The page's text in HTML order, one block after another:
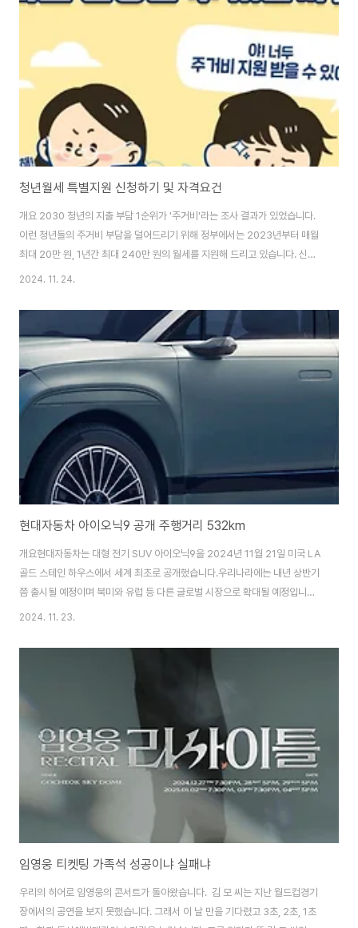
오염된 주사기 사용 등에 의해 소나 물소 같은 소속에 속하는 동물들만 감염되
는 바이러스성 ..
청년월세 특별지원 신청하기 및 자격요건
개요 2030 청년의 지출 부담 1순위가 '주거비'라는 조사 결과가 있었습니다.
이런 청년들의 주거비 부담을 덜어드리기 위해 정부에서는 2023년부터 매월
최대 20만 원, 1년간 최대 240만 원의 월세를 지원해 드리고 있습니다. 신청
은 2025년 2월 25일까지이며, 1차 지원을 받은 사람도 지원이 끝났다면 추
는지 확인하고 싶으신 분은 자가진단 해 보실 수 있습니다.신청방법특히 올해
4월부터 접수 중인 2차 지원 사업에서는 보증금 5천만 원, 월세 70만 원 이하
의 거주 요건이 폐지되어 더 많은 분들께 지원을 드릴 수 있게 되었습니다..신청
은 복지로 누리집이나 관할 주민센터를 직접 방문하시면 됩니다. 더 많은 정보
가 알고 싶..
2024. 11. 24.
현대자동차 아이오닉9 공개 주행거리 532km
개요현대자동차는 대형 전기 SUV 아이오닉9을 2024년 11월 21일 미국 LA
골드 스테인 하우스에서 세계 최초로 공개했습니다.우리나라에는 내년 상반기
쯤 출시될 예정이며 북미와 유럽 등 다른 글로벌 시장으로 확대될 예정입니다.
아이오닉 9은 현대자동차 전기차 브랜드 아이오닉 5, 아이오닉 6에 이어 세 번
5,060mm, 전폭 1,980mm, 전고 1,790mm, 축거 3,130mm로, 전체적
인 크기가 커서 레그룸이 넉넉해졌습니다. 인테리어에는 무선 OTA를 지원하
는 12.3인치 클러스터, 12.3인치 ccNC가 이어진 파노라믹 커브드 디스플레
이를 탑재했습니다. 배터리: 532Km배터리는 우리나라 SK온의 110.3
kWh NCM ..
2024. 11. 23.
임영웅 티켓팅 가족석 성공이냐 실패냐
우리의 히어로 임영웅의 콘서트가 돌아왔습니다. 김 모 씨는 지난 월드컵경기
장에서의 공연을 보지 못했습니다. 그래서 이 날 만을 기다렸고 3초, 2초, 1초